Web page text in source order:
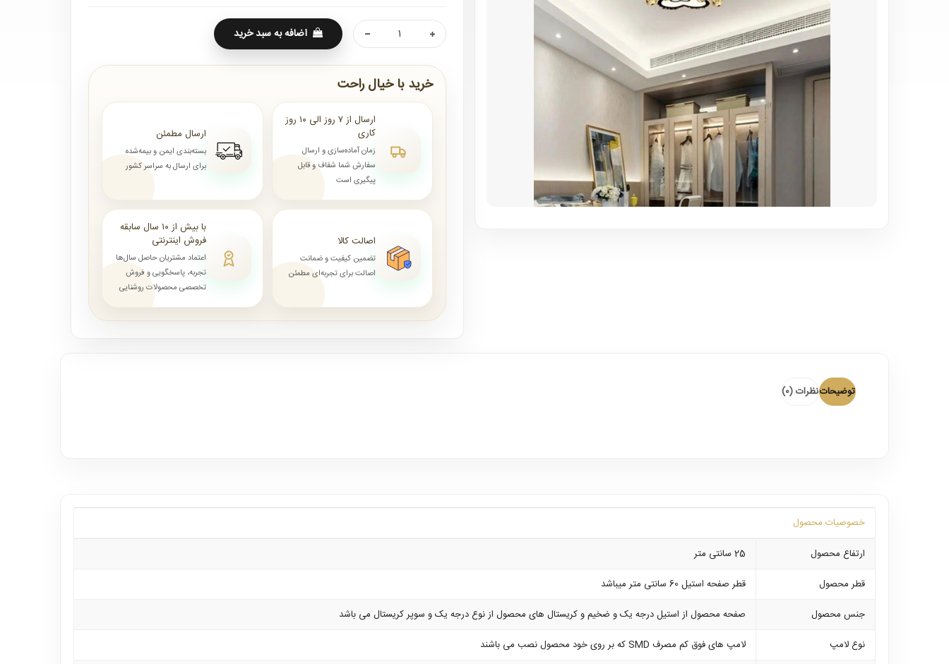
اضافه به سبد خرید
خرید با خیال راحت
ارسال از ۷ روز الی ۱۰ روز
کاری
زمان آماده‌سازی و ارسال
سفارش شما شفاف و قابل
پیگیری است
ارسال مطمئن
بسته‌بندی ایمن و بیمه‌شده
برای ارسال به سراسر کشور
اصالت کالا
تضمین کیفیت و ضمانت
اصالت برای تجربه‌ای مطمئن
با بیش از ۱۰ سال سابقه
فروش اینترنتی
اعتماد مشتریان حاصل سال‌ها
تجربه، پاسخگویی و فروش
تخصصی محصولات روشنایی
توضیحاتنظرات (0)
خصوصیات محصول
ارتفاع محصول
25 سانتی متر
قطر محصول
قطر صفحه استیل 60 سانتی متر میباشد
جنس محصول
صفحه محصول از استیل درجه یک و ضخیم و کریستال های محصول از نوع درجه یک و سوپر کریستال می باشد
نوع لامپ
لامپ های فوق کم مصرف SMD که بر روی خود محصول نصب می باشند